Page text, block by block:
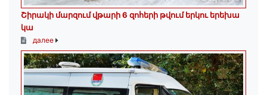
Շիրակի մարզում վթարի 6 զոհերի թվում երկու երեխա
կա
далее